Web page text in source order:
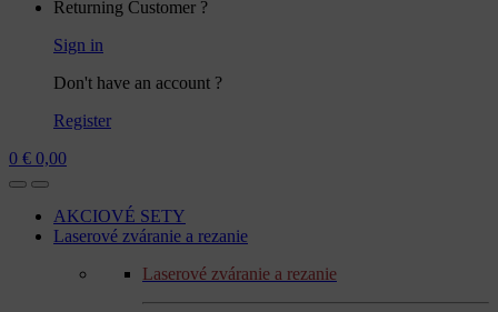
Returning Customer ?
Sign in
Don't have an account ?
Register
0 € 0,00
AKCIOVÉ SETY
Laserové zváranie a rezanie
Laserové zváranie a rezanie